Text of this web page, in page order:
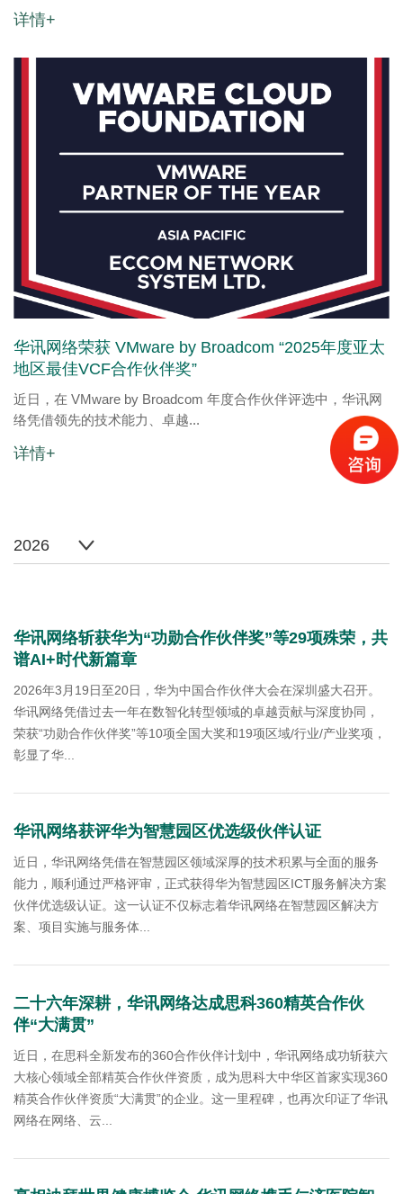
详情+
华讯网络荣获 VMware by Broadcom “2025年度亚太
地区最佳VCF合作伙伴奖”
近日，在 VMware by Broadcom 年度合作伙伴评选中，华讯网
络凭借领先的技术能力、卓越...
详情+
2026
华讯网络斩获华为“功勋合作伙伴奖”等29项殊荣，共
谱AI+时代新篇章
2026年3月19日至20日，华为中国合作伙伴大会在深圳盛大召开。
华讯网络凭借过去一年在数智化转型领域的卓越贡献与深度协同，
荣获“功勋合作伙伴奖”等10项全国大奖和19项区域/行业/产业奖项，
彰显了华...
华讯网络获评华为智慧园区优选级伙伴认证
​近日，华讯网络凭借在智慧园区领域深厚的技术积累与全面的服务
能力，顺利通过严格评审，正式获得华为智慧园区ICT服务解决方案
伙伴优选级认证。这一认证不仅标志着华讯网络在智慧园区解决方
案、项目实施与服务体...
二十六年深耕，华讯网络达成思科360精英合作伙
伴“大满贯”
近日，在思科全新发布的360合作伙伴计划中，华讯网络成功斩获六
大核心领域全部精英合作伙伴资质，成为思科大中华区首家实现360
精英合作伙伴资质“大满贯”的企业。这一里程碑，也再次印证了华讯
网络在网络、云...